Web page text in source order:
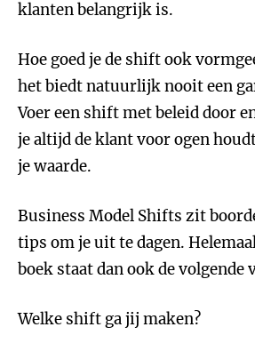
klanten belangrijk is.
Hoe goed je de shift ook
het biedt natuurlijk nooit een
Voer een shift met beleid door
je altijd de klant voor ogen
je waarde.
Business Model Shifts zit
tips om je uit te dagen.
boek staat dan ook de volgende
Welke shift ga jij maken?